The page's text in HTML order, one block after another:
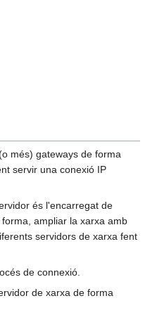
més) gateways de forma
servir una conexió IP
és l'encarregat de
ampliar la xarxa amb
servidors de xarxa fent
de connexió.
de xarxa de forma